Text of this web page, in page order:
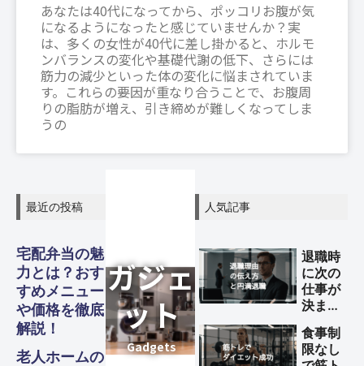
あなたは40代になってから、ポッコリお腹が気
になるようになったと感じていませんか？実
は、多くの女性が40代に差し掛かると、ホルモ
ンバランスの変化や基礎代謝の低下、さらには
筋力の減少といった体の変化に悩まされていま
す。これらの要因が重なり合うことで、お腹周
りの脂肪が増え、引き締めが難しくなってしま
うの
最近の投稿
宅配弁当の魅
力とは？おす
すめメニュー
や価格を徹底
解説！
老人ホームのガジェ
ビジネ
ファイ
旅行
美容・
Other
ガジェ
ビジネ
ファイ
旅行
美容・
Other
ガジェ
ビジネ
ファイ
旅行
美容・
Other
人気記事
退職時
に次の
仕事が
決まっ
い理由
の伝え
食事制
限なし